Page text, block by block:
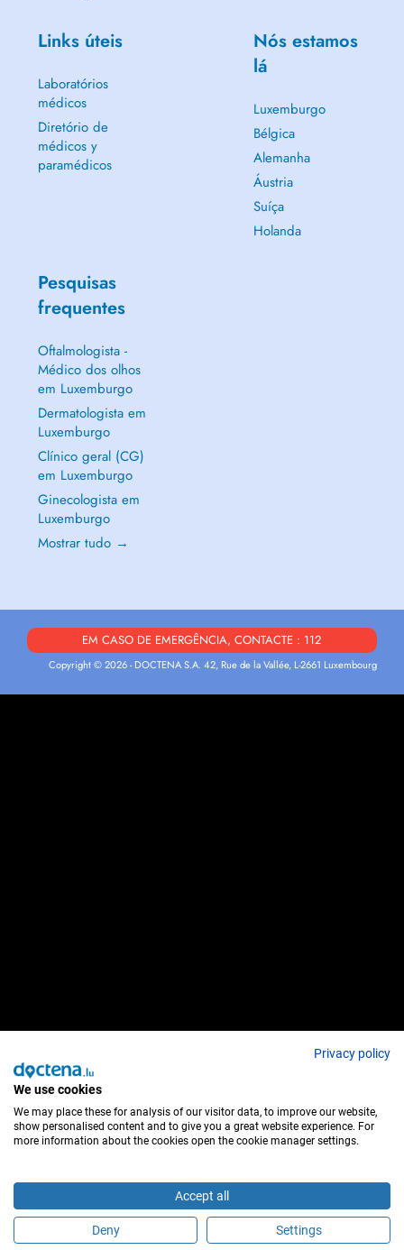
É este profissional de saúde?
Links úteis
Laboratórios
médicos
Diretório de
médicos y
paramédicos
Nós estamos
lá
Luxemburgo
Bélgica
Alemanha
Áustria
Suíça
Holanda
Pesquisas
frequentes
Oftalmologista -
Médico dos olhos
em Luxemburgo
Dermatologista em
Luxemburgo
Clínico geral (CG)
em Luxemburgo
Ginecologista em
Luxemburgo
Mostrar tudo →
EM CASO DE EMERGÊNCIA, CONTACTE : 112
Copyright © 2026 - DOCTENA S.A. 42, Rue de la Vallée, L-2661 Luxembourg
Privacy policy
We use cookies
We may place these for analysis of our visitor data, to improve our website,
show personalised content and to give you a great website experience. For
more information about the cookies open the cookie manager settings.
Accept all
Deny Settings